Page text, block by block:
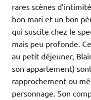
rares scènes
bon mari et un bon
qui suscite chez le
mais peu profonde.
au petit déjeuner,
son appartement)
rapprochement ou
personnage. Son